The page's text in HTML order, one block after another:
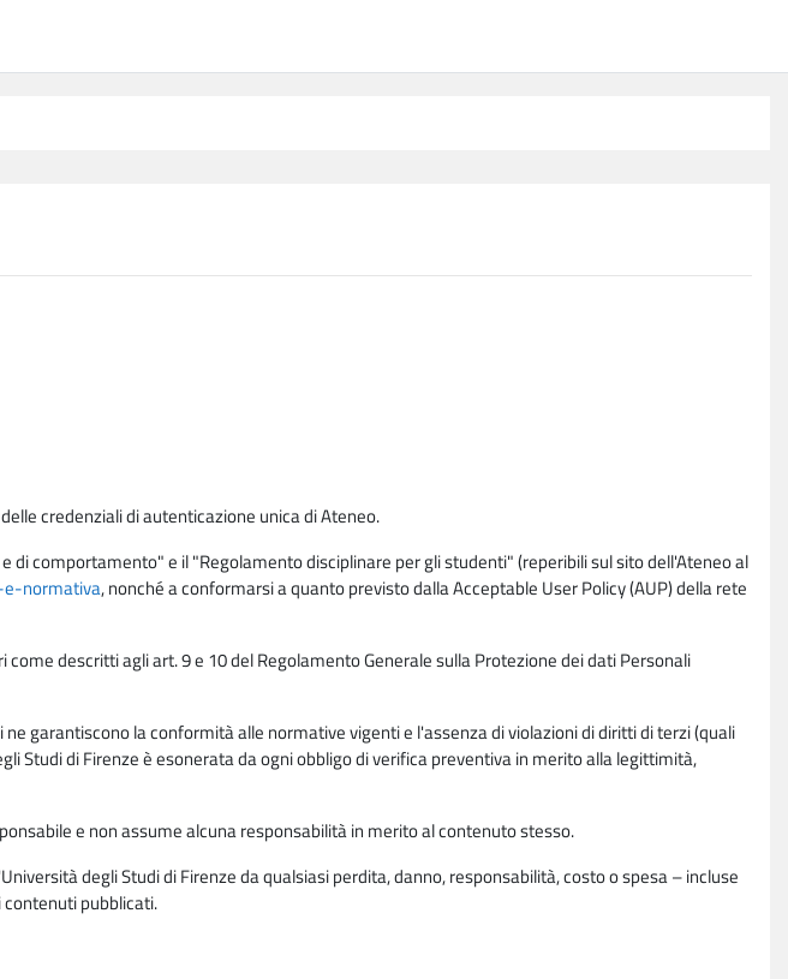
credenziali di autenticazione unica di Ateneo.
comportamento" e il "Regolamento disciplinare per gli studenti" (reperibili sul sito dell'Ateneo al
normativa, nonché a conformarsi a quanto previsto dalla Acceptable User Policy (AUP) della rete
descritti agli art. 9 e 10 del Regolamento Generale sulla Protezione dei dati Personali
garantiscono la conformità alle normative vigenti e l'assenza di violazioni di diritti di terzi (quali
Studi di Firenze è esonerata da ogni obbligo di verifica preventiva in merito alla legittimità,
e non assume alcuna responsabilità in merito al contenuto stesso.
degli Studi di Firenze da qualsiasi perdita, danno, responsabilità, costo o spesa – incluse
contenuti pubblicati.